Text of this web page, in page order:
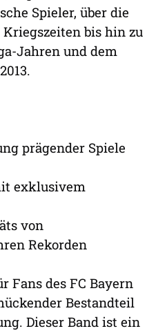
Spieler, über die
bis hin zu
Jahren und dem
prägender Spiele
exklusivem
von
Rekorden
Fans des FC Bayern
Bestandteil
Dieser Band ist ein